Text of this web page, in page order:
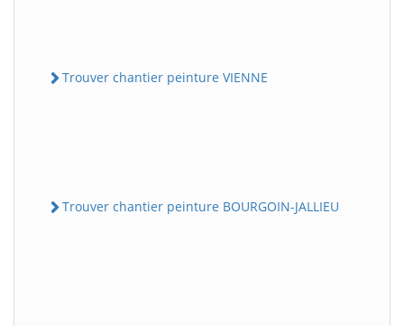
Trouver chantier peinture VIENNE
Trouver chantier peinture BOURGOIN-JALLIEU